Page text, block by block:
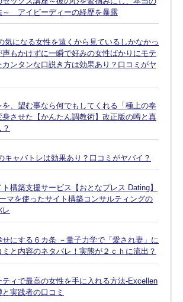
～ アイピーディーの経歴を暴露
気になる女性を遠くから見ているしかなかっ
声もかけずに一瞬で好みの女性ばかりにモテ
カンタンな口説き方は効果あり？口コミがヤ
を、望む事なら何でもしてくれる「極上の奉
身させた【かんたん調教術】改正版の噂と真
ャバトレは効果あり？口コミがヤバイ？
構築支援サービス【おとなプレス Dating】
マを使ったサイト構築コンサルティングの
レ
にする６カ条 －量子力学で「愛され妻」に
ミと内容のネタバレ！実態が２ｃｈに流出？
ティで最高の女性を手に入れる方法-Excellen
実践者の口コミ